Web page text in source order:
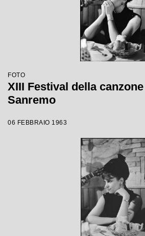
FOTO
XIII Festival della
Sanremo
06 FEBBRAIO 1963